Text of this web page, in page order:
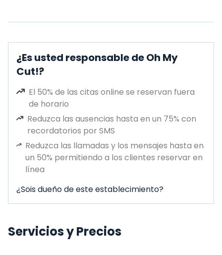
¿Es usted responsable de Oh My
Cut!?
El 50% de las citas online se reservan fuera
de horario
Reduzca las ausencias hasta en un 75% con
recordatorios por SMS
Reduzca las llamadas y los mensajes hasta en
un 50% permitiendo a los clientes reservar en
línea
¿Sois dueño de este establecimiento?
Servicios y Precios